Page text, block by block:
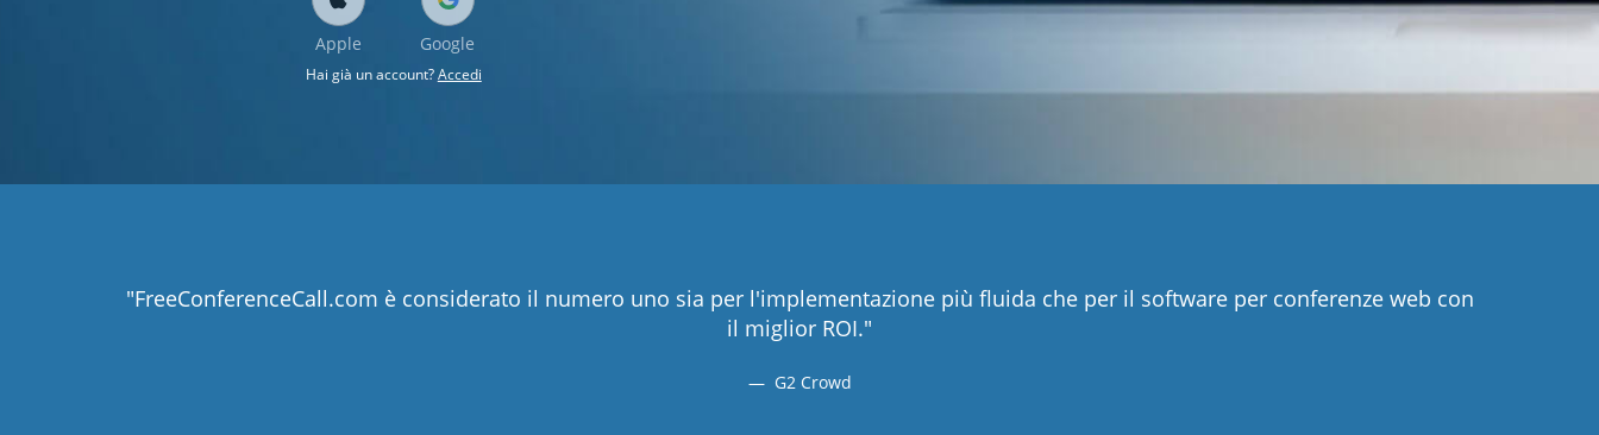
Apple Google
Hai già un account?Accedi
"FreeConferenceCall.com è considerato il numero uno sia per l'implementazione più fluida che per il software per conferenze web con
il miglior ROI."
G2 Crowd